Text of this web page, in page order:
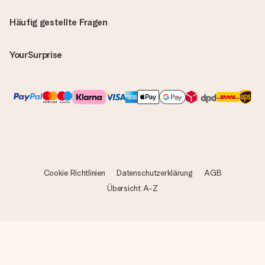
Lieferschein. Die Rechnung zu deiner Bestellung erhältst du
zeitgleich mit der Bestätigungsmail und kannst sie jederzeit in
Geschenk also direkt beim Empfänger liefern lassen und es
bleibt eine echte Überraschung!
Häufig gestellte Fragen
YourSurprise
Cookie Richtlinien Datenschutzerklärung
AGB
Übersicht A-Z